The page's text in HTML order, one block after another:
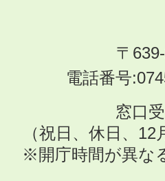
〒
電話番号
窓口
（祝日、休日、
※開庁時間が異な